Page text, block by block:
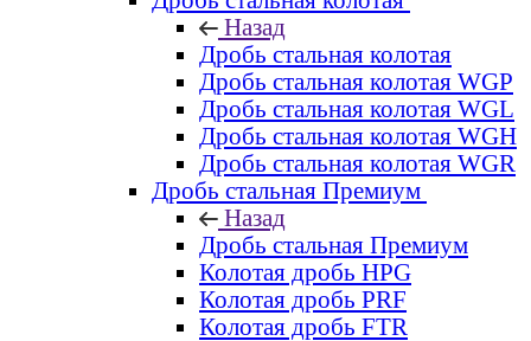
Назад
Дробь стальная колотая
Дробь стальная колотая WGP
Дробь стальная колотая WGL
Дробь стальная колотая WGH
Дробь стальная колотая WGR
Дробь стальная Премиум
Назад
Дробь стальная Премиум
Колотая дробь HPG
Колотая дробь PRF
Колотая дробь FTR